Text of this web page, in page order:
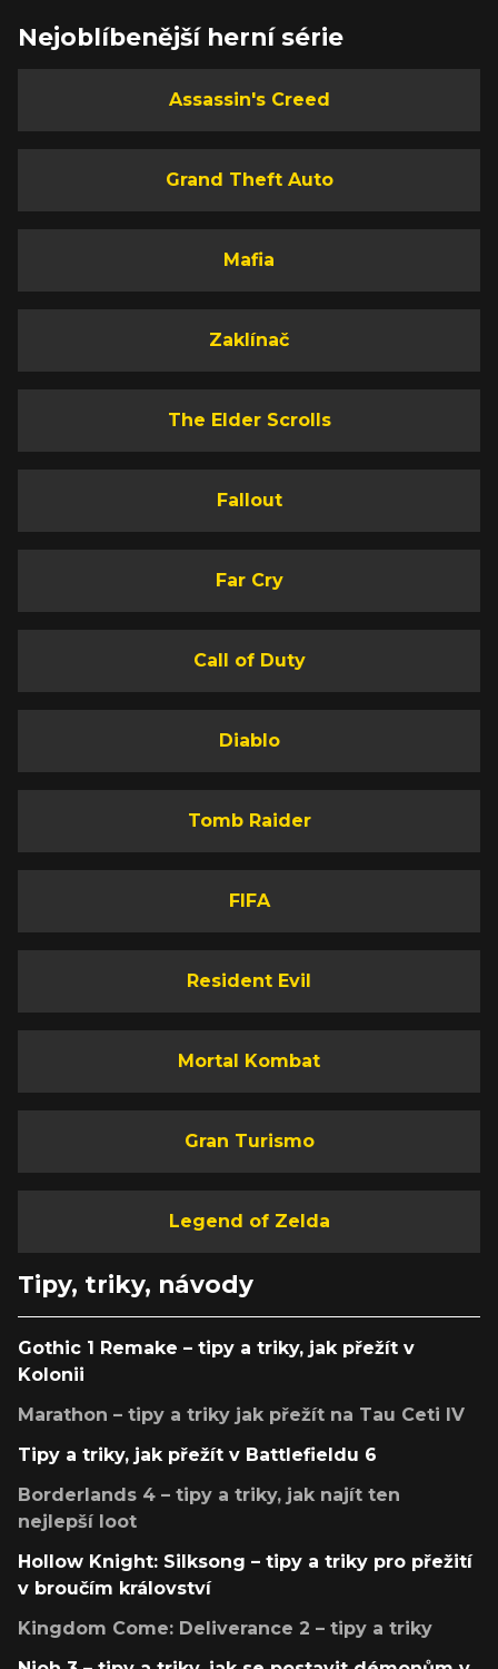
Nejoblíbenější herní série
Assassin's Creed
Grand Theft Auto
Mafia
Zaklínač
The Elder Scrolls
Fallout
Far Cry
Call of Duty
Diablo
Tomb Raider
FIFA
Resident Evil
Mortal Kombat
Gran Turismo
Legend of Zelda
Tipy, triky, návody
Gothic 1 Remake – tipy a triky, jak přežít v
Kolonii
Marathon – tipy a triky jak přežít na Tau Ceti IV
Tipy a triky, jak přežít v Battlefieldu 6
Borderlands 4 – tipy a triky, jak najít ten
nejlepší loot
Hollow Knight: Silksong – tipy a triky pro přežití
v broučím království
Kingdom Come: Deliverance 2 – tipy a triky